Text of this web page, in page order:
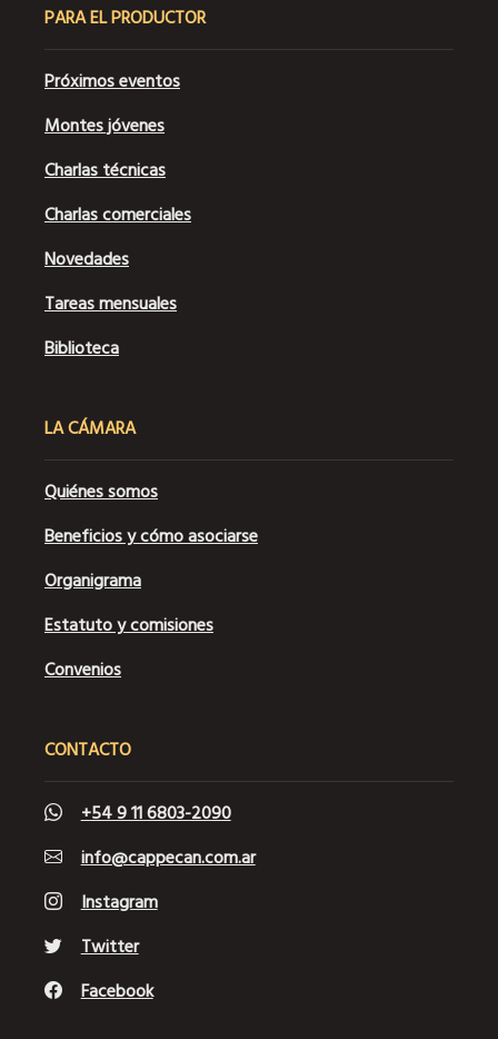
PARA EL PRODUCTOR
Próximos eventos
Montes jóvenes
Charlas técnicas
Charlas comerciales
Novedades
Tareas mensuales
Biblioteca
LA CÁMARA
Quiénes somos
Beneficios y cómo asociarse
Organigrama
Estatuto y comisiones
Convenios
CONTACTO
+54 9 11 6803-2090
info@cappecan.com.ar
Instagram
Twitter
Facebook